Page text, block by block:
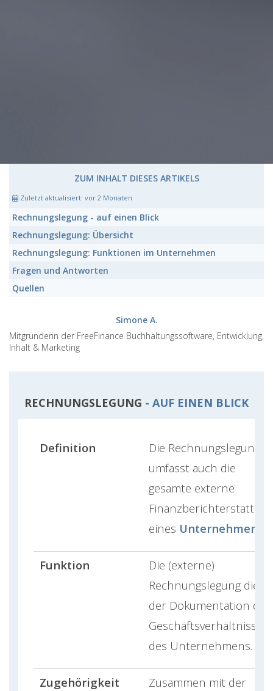
ZUM INHALT DIESES ARTIKELS
Zuletzt aktualisiert: vor 2 Monaten
Rechnungslegung - auf einen Blick
Rechnungslegung: Übersicht
Rechnungslegung: Funktionen im Unternehmen
Fragen und Antworten
Quellen
Simone A.
Mitgründerin der FreeFinance Buchhaltungssoftware, Entwicklung,
Inhalt & Marketing
RECHNUNGSLEGUNG - AUF EINEN BLICK
Definition
Die Rechnungslegung
umfasst auch die
gesamte externe
Finanzberichterstattung
eines Unternehmens
Funktion
Die (externe)
Rechnungslegung dient
der Dokumentation der
Geschäftsverhältnisse
des Unternehmens.
Zugehörigkeit
Zusammen mit der